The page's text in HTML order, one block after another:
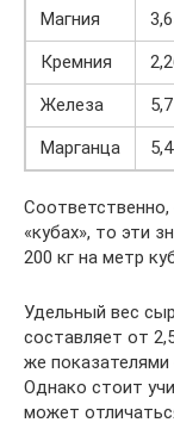
Магния
Кремния
Железа
5,7
Марганца
5,4
Соответственно,
«кубах», то эти
200 кг на метр
Удельный вес
составляет от
же
Однако стоит
может